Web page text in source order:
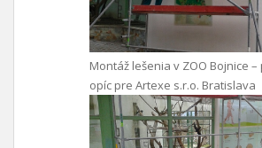
Montáž lešenia v ZOO Bojnice
opíc pre Artexe s.r.o. Bratislava